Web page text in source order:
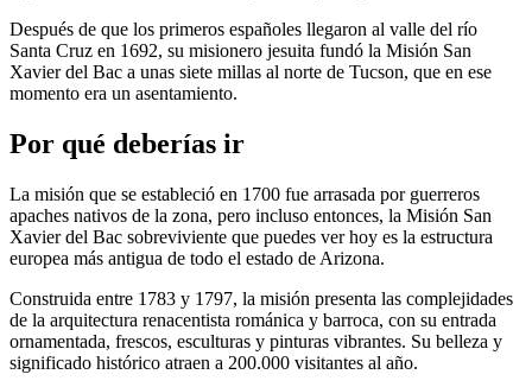
Después de que los primeros españoles llegaron al valle del río
Santa Cruz en 1692, su misionero jesuita fundó la Misión San
Xavier del Bac a unas siete millas al norte de Tucson, que en ese
momento era un asentamiento.
Por qué deberías ir
La misión que se estableció en 1700 fue arrasada por guerreros
apaches nativos de la zona, pero incluso entonces, la Misión San
Xavier del Bac sobreviviente que puedes ver hoy es la estructura
europea más antigua de todo el estado de Arizona.
Construida entre 1783 y 1797, la misión presenta las complejidades
de la arquitectura renacentista románica y barroca, con su entrada
ornamentada, frescos, esculturas y pinturas vibrantes. Su belleza y
significado histórico atraen a 200.000 visitantes al año.